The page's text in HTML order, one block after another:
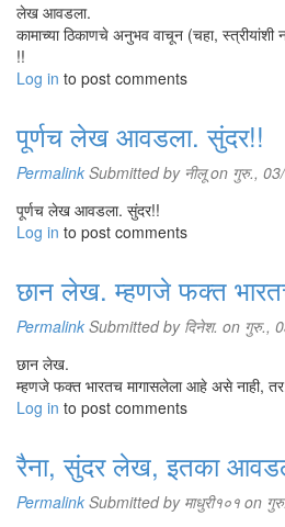
लेख आवडला.
कामाच्या ठिकाणचे अनुभव वाचून (चहा, स्त्रीयांशी
!!
Log in to post comments
पूर्णच लेख आवडला. सुंदर!!
Permalink Submitted by नीलूon गुरु.,
पूर्णच लेख आवडला. सुंदर!!
Log in to post comments
छान लेख. म्हणजे फक्त
Permalink Submitted by दिनेश. on गुरु.,
छान लेख.
म्हणजे फक्त भारतच मागासलेला आहे असे नाही,
Log in to post comments
रैना, सुंदर लेख, इतका
Permalink Submitted by माधुरी१०१ on